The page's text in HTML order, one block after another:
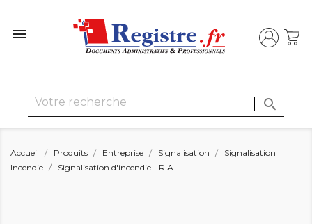


Accueil Produits Entreprise Signalisation
Signalisation
Incendie
Signalisation d'incendie - RIA